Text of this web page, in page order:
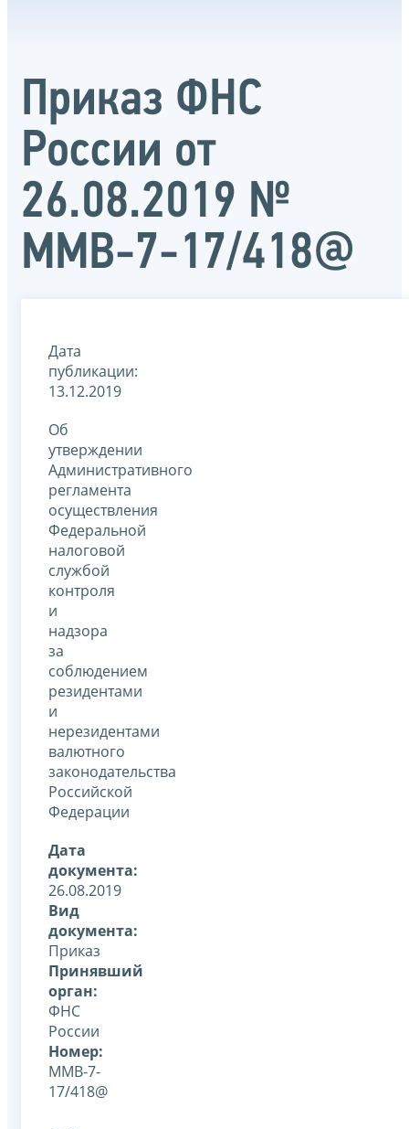
Приказ ФНС
России от
26.08.2019 №
ММВ-7-17/418@
Дата
публикации:
13.12.2019
Об
утверждении
Административного
регламента
осуществления
Федеральной
налоговой
службой
контроля
и
надзора
за
соблюдением
резидентами
и
нерезидентами
валютного
законодательства
Российской
Федерации
Дата
документа:
26.08.2019
Вид
документа:
Приказ
Принявший
орган:
ФНС
России
Номер:
ММВ-7-
17/418@